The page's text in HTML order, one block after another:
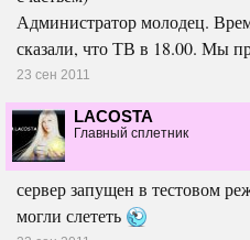
Администратор молодец.
сказали, что ТВ в 18.00. Мы
23 сен 2011
LACOSTA
Главный сплетник
сервер запущен в тестовом
могли слететь